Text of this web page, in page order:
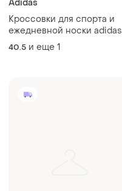
Adidas
Кроссовки для спорта и
ежедневной носки adidas
40.5 42
40.5 и еще 1